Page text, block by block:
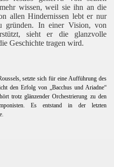
wissen, weil sie ihn an die
allen Hindernissen lebt er nur
gründen. In einer Vision, von
sieht er die glanzvolle
Geschichte tragen wird.
setzte sich für eine Aufführung des
den Erfolg von „Bacchus und Ariadne“
trotz glänzender Orchestrierung zu den
Es entstand in der letzten